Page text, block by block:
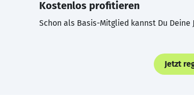
Kostenlos profitieren
Schon als Basis-Mitglied kannst Du
Jetzt